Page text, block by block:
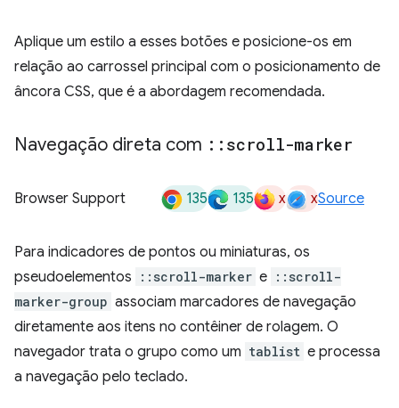
Aplique um estilo a esses botões e posicione-os em
relação ao carrossel principal com o posicionamento de
âncora CSS, que é a abordagem recomendada.
Navegação direta com :: scroll-marker
Browser Support 135 135 x xSource
Para indicadores de pontos ou miniaturas, os
pseudoelementos
::scroll-marker e ::scroll-
marker-group associam marcadores de navegação
diretamente aos itens no contêiner de rolagem. O
navegador trata o grupo como um tablist e processa
a navegação pelo teclado.